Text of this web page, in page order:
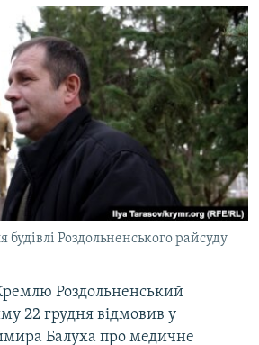
КРИМУ
будівлі Роздольненського райсуду
Роздольненський
22 грудня відмовив у
Балуха про медичне